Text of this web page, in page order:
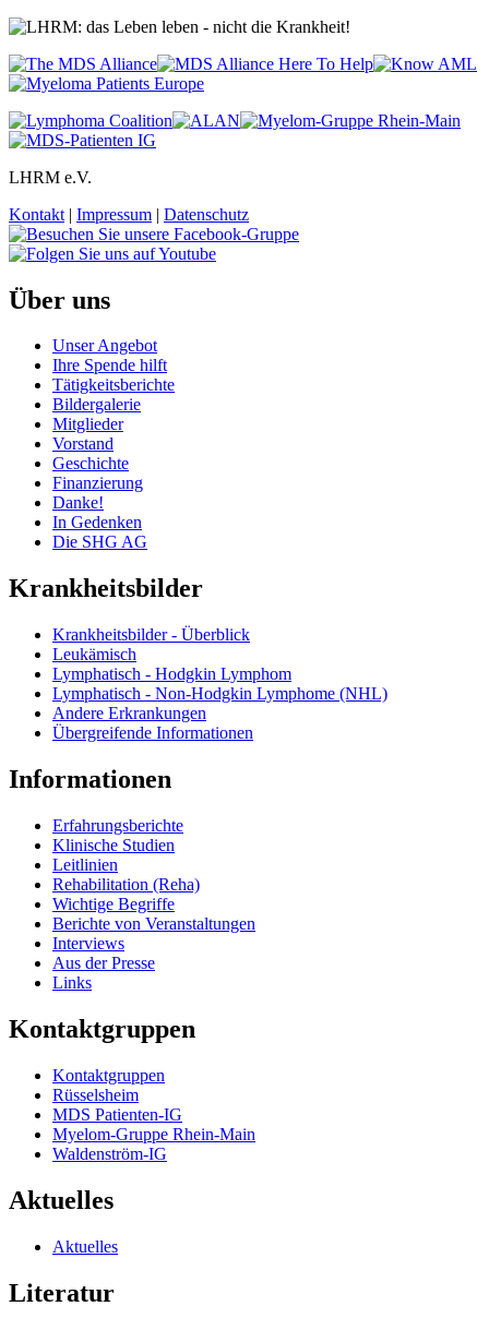
LHRM e.V.
Kontakt | Impressum | Datenschutz
Über uns
Unser Angebot
Ihre Spende hilft
Tätigkeitsberichte
Bildergalerie
Mitglieder
Vorstand
Geschichte
Finanzierung
Danke!
In Gedenken
Die SHG AG
Krankheitsbilder
Krankheitsbilder - Überblick
Leukämisch
Lymphatisch - Hodgkin Lymphom
Lymphatisch - Non-Hodgkin Lymphome (NHL)
Andere Erkrankungen
Übergreifende Informationen
Informationen
Erfahrungsberichte
Klinische Studien
Leitlinien
Rehabilitation (Reha)
Wichtige Begriffe
Berichte von Veranstaltungen
Interviews
Aus der Presse
Links
Kontaktgruppen
Kontaktgruppen
Rüsselsheim
MDS Patienten-IG
Myelom-Gruppe Rhein-Main
Waldenström-IG
Aktuelles
Aktuelles
Literatur